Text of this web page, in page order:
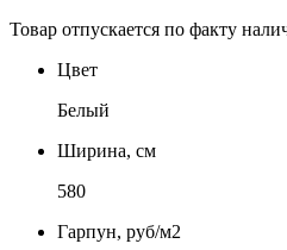
Товар отпускается по факту
Цвет
Белый
Ширина, см
580
Гарпун, руб/м2